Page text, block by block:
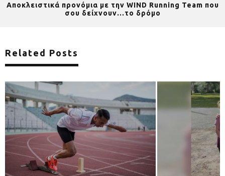
Αποκλειστικά προνόμια με την WIND Running Team που
σου δείχνουν…το δρόμο
Related Posts